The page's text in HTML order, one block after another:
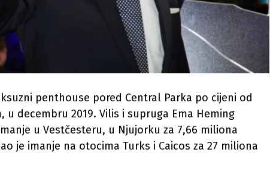
penthouse pored Central Parka po cijeni od
u decembru 2019. Vilis i supruga Ema Heming
u Vestčesteru, u Njujorku za 7,66 miliona
je imanje na otocima Turks i Caicos za 27 miliona